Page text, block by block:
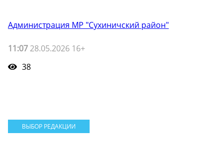
Администрация МР "Сухиничский район"
11:07 28.05.2026 16+
38
ВЫБОР РЕДАКЦИИ